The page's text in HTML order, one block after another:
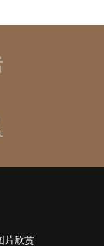
片欣赏